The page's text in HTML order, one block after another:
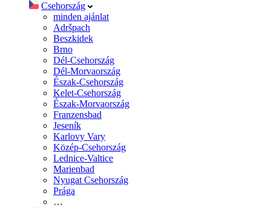
Csehország
minden ajánlat
Adršpach
Beszkidek
Brno
Dél-Csehország
Dél-Morvaország
Észak-Csehország
Kelet-Csehország
Észak-Morvaország
Franzensbad
Jeseník
Karlovy Vary
Közép-Csehország
Lednice-Valtice
Marienbad
Nyugat Csehország
Prága
…